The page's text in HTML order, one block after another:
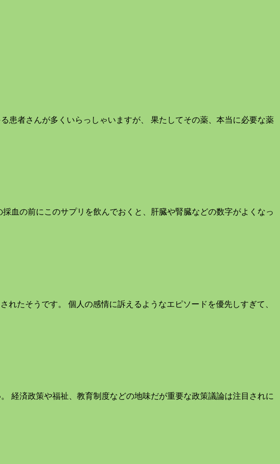
患者さんが多くいらっしゃいますが、 果たしてその薬、本当に必要な薬
の前にこのサプリを飲んでおくと、肝臓や腎臓などの数字がよくなっ
たそうです。 個人の感情に訴えるようなエピソードを優先しすぎて、
経済政策や福祉、教育制度などの地味だが重要な政策議論は注目されに